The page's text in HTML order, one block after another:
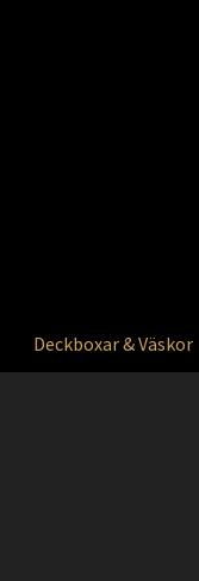
Deckboxar & Väskor